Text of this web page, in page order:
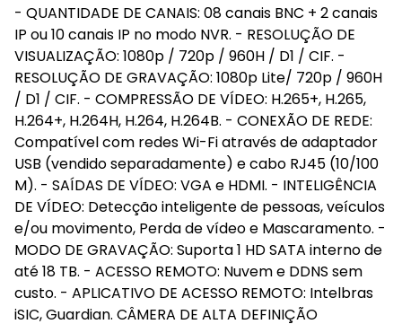
- QUANTIDADE DE CANAIS: 08 canais BNC + 2 canais
IP ou 10 canais IP no modo NVR. - RESOLUÇÃO DE
VISUALIZAÇÃO: 1080p / 720p / 960H / D1 / CIF. -
RESOLUÇÃO DE GRAVAÇÃO: 1080p Lite/ 720p / 960H
/ D1 / CIF. - COMPRESSÃO DE VÍDEO: H.265+, H.265,
H.264+, H.264H, H.264, H.264B. - CONEXÃO DE REDE:
Compatível com redes Wi-Fi através de adaptador
USB (vendido separadamente) e cabo RJ45 (10/100
M). - SAÍDAS DE VÍDEO: VGA e HDMI. - INTELIGÊNCIA
DE VÍDEO: Detecção inteligente de pessoas, veículos
e/ou movimento, Perda de vídeo e Mascaramento. -
MODO DE GRAVAÇÃO: Suporta 1 HD SATA interno de
até 18 TB. - ACESSO REMOTO: Nuvem e DDNS sem
custo. - APLICATIVO DE ACESSO REMOTO: Intelbras
iSIC, Guardian. CÂMERA DE ALTA DEFINIÇÃO